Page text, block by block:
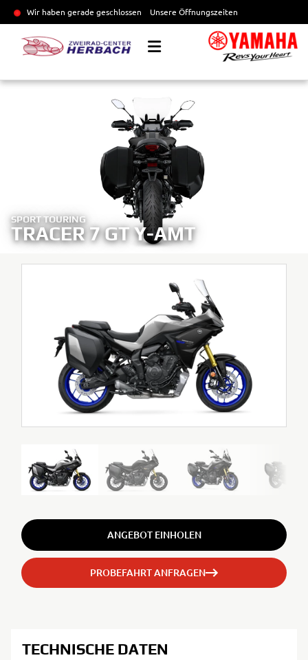
Wir haben gerade geschlossen Unsere Öffnungszeiten
SPORT TOURING
TRACER 7 GT Y-AMT
ANGEBOT EINHOLEN
PROBEFAHRT ANFRAGEN
TECHNISCHE DATEN